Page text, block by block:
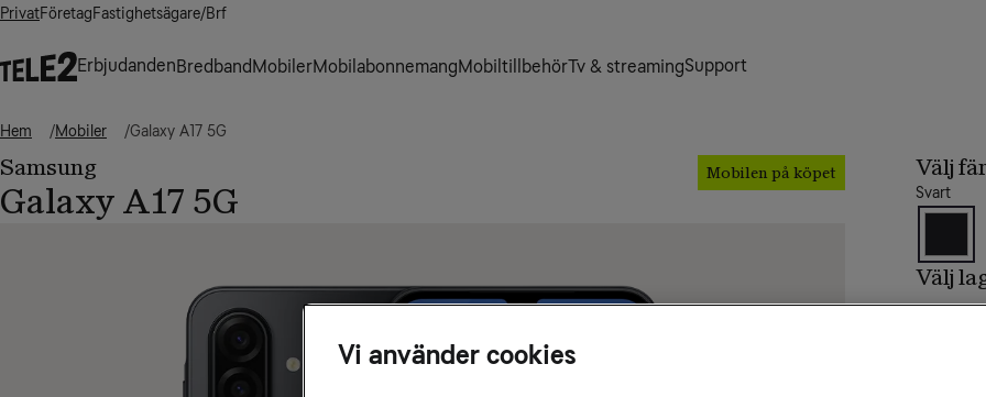
PrivatFöretagFastighetsägare/Brf
ErbjudandenBredbandMobilerMobilabonnemangMobiltillbehörTv & streamingSupport
Hem Mobiler Galaxy A17 5G
Samsung
Galaxy A17 5G
Mobilen på köpet Välj
Svart
Välj
Välj
Vi använder cookies